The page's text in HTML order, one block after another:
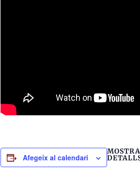
Afegeix al calendari